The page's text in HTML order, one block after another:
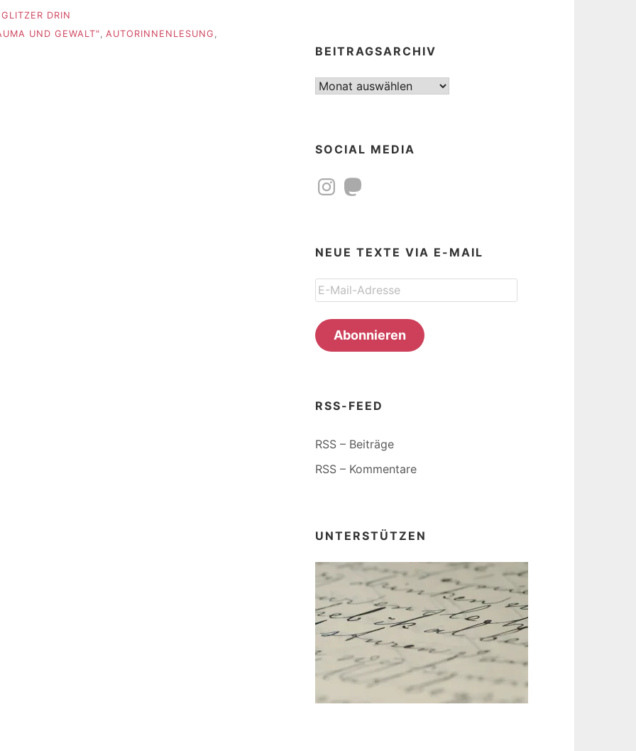
DRIN
UND GEWALT" AUTORINNENLESUNG
BEITRAGSARCHIV
Beitragsarchiv
SOCIAL MEDIA
InstagramMastodon
NEUE TEXTE VIA E-MAIL
E-
Mail-
Adresse
Abonnieren
RSS-FEED
RSS – Beiträge
RSS – Kommentare
UNTERSTÜTZEN